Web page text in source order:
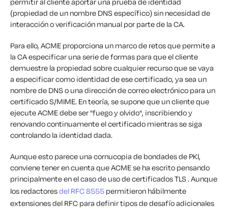
permitir al cliente aportar una prueba de identidad
(propiedad de un nombre DNS específico) sin necesidad de
interacción o verificación manual por parte de la CA.
Para ello, ACME proporciona un marco de retosque permite a
la CA especificar una serie de formas para que el cliente
demuestre la propiedad sobre cualquier recurso que se vaya
a especificar como identidad de ese certificado, ya sea un
nombre de DNS o una dirección de correo electrónico para un
certificado S/MIME. En teoría, se supone que un cliente que
ejecute ACME debe ser"fuego y olvido", inscribiendo y
renovando continuamente el certificado mientras se siga
controlando la identidad dada.
Aunque esto parece una cornucopia de bondades de PKI,
conviene tener en cuenta que ACME se ha escrito pensando
principalmente en el caso de uso de certificados TLS . Aunque
los redactoresdel RFC 8555 permitieron hábilmente
extensiones del RFC para definir tipos de desafío adicionales